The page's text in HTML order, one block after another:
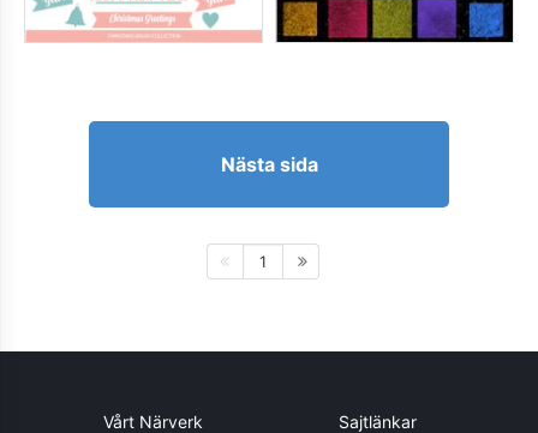
Nästa sida
1
Vårt Närverk Sajtlänkar